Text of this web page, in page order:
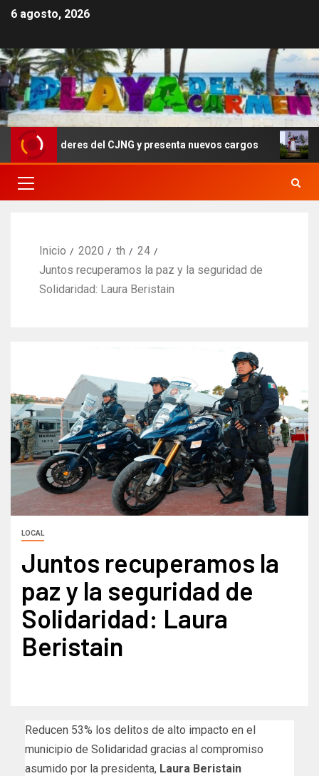
6 agosto, 2026
líderes del CJNG y presenta nuevos cargos
Inicio 2020 th
24
Juntos recuperamos la paz y la seguridad de
Solidaridad: Laura Beristain
LOCAL
Juntos recuperamos la
paz y la seguridad de
Solidaridad: Laura
Beristain
Reducen 53% los delitos de alto impacto en el
municipio de Solidaridad gracias al compromiso
asumido por la presidenta, Laura Beristain